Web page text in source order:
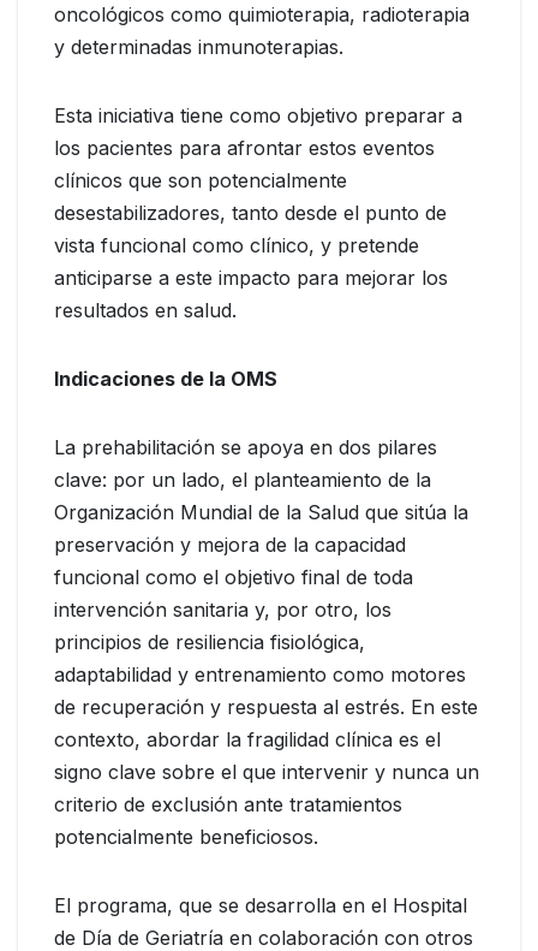
oncológicos como quimioterapia, radioterapia
y determinadas inmunoterapias.
Esta iniciativa tiene como objetivo preparar a
los pacientes para afrontar estos eventos
clínicos que son potencialmente
desestabilizadores, tanto desde el punto de
vista funcional como clínico, y pretende
anticiparse a este impacto para mejorar los
resultados en salud.
Indicaciones de la OMS
La prehabilitación se apoya en dos pilares
clave: por un lado, el planteamiento de la
Organización Mundial de la Salud que sitúa la
preservación y mejora de la capacidad
funcional como el objetivo final de toda
intervención sanitaria y, por otro, los
principios de resiliencia fisiológica,
adaptabilidad y entrenamiento como motores
de recuperación y respuesta al estrés. En este
contexto, abordar la fragilidad clínica es el
signo clave sobre el que intervenir y nunca un
criterio de exclusión ante tratamientos
potencialmente beneficiosos.
El programa, que se desarrolla en el Hospital
de Día de Geriatría en colaboración con otros